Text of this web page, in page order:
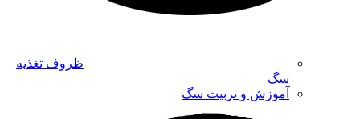
ظروف تغذیه
سگ
آموزش و تربیت سگ